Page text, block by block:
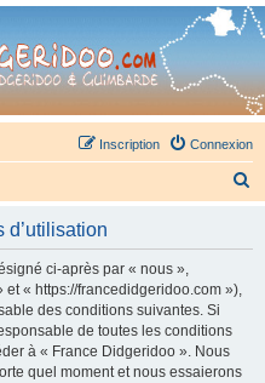
- retrouvez la communauté.
Connexion
Inscription
d’utilisation
ci-après par « nous »,
« https://francedidgeridoo.com »),
des conditions suivantes. Si
de toutes les conditions
à « France Didgeridoo ». Nous
quel moment et nous essaierons